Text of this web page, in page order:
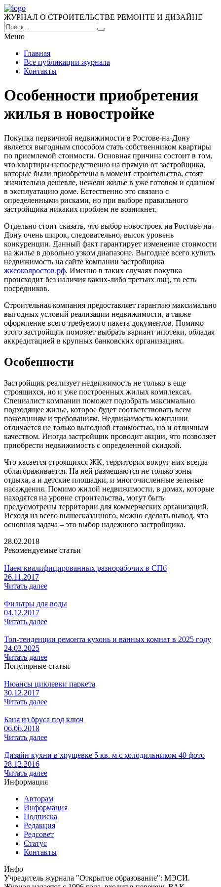
ЖУРНАЛ О СТРОИТЕЛЬСТВЕ РЕМОНТЕ И ДИЗАЙНЕ
Меню
Главная
Все публикации журнала
Контакты
Особенности приобретения
жилья в новостройке
Покупка первичной недвижимости в Ростове-на-Дону
является выгодным способом стать собственником квартиры
по приемлемой стоимости. Основная причина состоит в том,
что квартиры непосредственно на прямую от застройщика,
которые были приобретены в момент строительства, стоят
значительно дешевле, нежели жилье в уже готовом и сданном
в эксплуатацию доме. Естественно это связано с
определенными рисками, но при выборе правильного
застройщика никаких проблем не возникнет.
Отдельно стоит сказать, что выбор новостроек на Ростове-на-
Дону очень широк, следовательно, высок уровень
конкуренции. Данный факт гарантирует изменение стоимости
на жилье в довольно узком диапазоне. Выгоднее всего купить
недвижимость на сайте компании застройщика
жксоколростов.рф. Именно в таких случаях покупка
происходит без наличия каких-либо третьих лиц, то есть
посредников.
Строительная компания предоставляет гарантию максимально
выгодных условий реализации недвижимости, а также
оформление всего требуемого пакета документов. Помимо
этого застройщик поможет выбрать вариант ипотеки, обладая
аккредитацией в крупных банковских организациях.
Особенности
Застройщик реализует недвижимость не только в еще
строящихся, но и уже построенных жилых комплексах.
Специалист компании поможет подобрать максимально
подходящее жилье, которое будет соответствовать всем
пожеланиям и требованиям. Недвижимость компании
отличается не только выгодной стоимостью, но и отличным
качеством. Иногда застройщик проводит акции, что позволяет
приобрести недвижимость с определенной скидкой.
Что касается строящихся ЖК, территория вокруг них всегда
облагораживается. На ней размещаются не только зоны
отдыха, а и детские площадки, и многочисленные зеленые
насаждения. Помимо жилой недвижимости, в домах, которые
находятся на уровне строительства, могут быть
предусмотрены территории для коммерческих организаций.
Исходя из всего вышесказанного, можно сделать вывод, что
основная задача – это выбор надежного застройщика.
28.02.2018
Рекомендуемые статьи
Наем квалифицированных разнорабочих в СПб
26.11.2017
Читать далее
Фильтры для воды
04.12.2017
Читать далее
Топ-тенденции ремонта кухонь и ванных комнат в 2025 году
24.03.2025
Читать далее
Популярные статьи
Нюансы циклевки паркета
30.12.2017
Читать далее
Баня из бруса под ключ
06.06.2018
Читать далее
Дизайн кухни в хрущевке 5 кв. м с холодильником 40 фото
28.12.2016
Читать далее
Информация
Авторам
Информация
Подписка
Редакция
Редсовет
Статус
Контакты
Инфо
Учредитель журнала "Открытое образование": МЭСИ.